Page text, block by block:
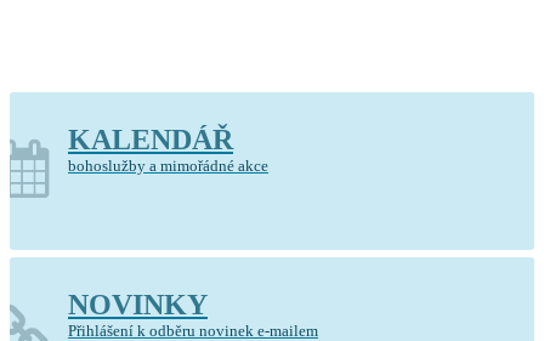
KALENDÁŘ
bohoslužby a mimořádné akce
NOVINKY
Přihlášení k odběru novinek e-mailem